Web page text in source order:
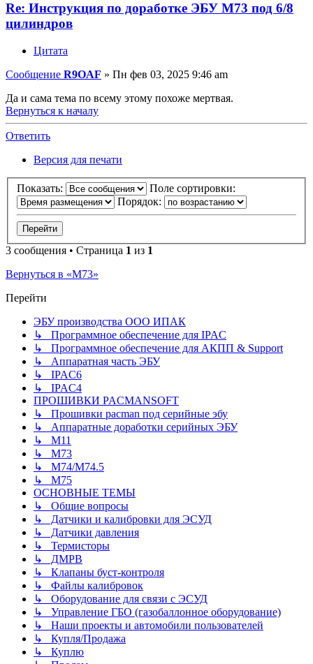
Re: Инструкция по доработке ЭБУ М73 под 6/8
цилиндров
Цитата
Сообщение R9OAF » Пн фев 03, 2025 9:46 am
Да и сама тема по всему этому похоже мертвая.
Вернуться к началу
Ответить
Версия для печати
Показать:
Поле сортировки:
Порядок:
3 сообщения • Страница 1 из 1
Вернуться в «М73»
Перейти
ЭБУ производства ООО ИПАК
↳ Программное обеспечение для IPAC
↳ Программное обеспечение для АКПП & Support
↳ Аппаратная часть ЭБУ
↳ IPAC6
↳ IPAC4
ПРОШИВКИ PACMANSOFT
↳ Прошивки pacman под серийные эбу
↳ Аппаратные доработки серийных ЭБУ
↳ M11
↳ М73
↳ М74/М74.5
↳ M75
ОСНОВНЫЕ ТЕМЫ
↳ Общие вопросы
↳ Датчики и калибровки для ЭСУД
↳ Датчики давления
↳ Термисторы
↳ ДМРВ
↳ Клапаны буст-контроля
↳ Файлы калибровок
↳ Оборудование для связи с ЭСУД
↳ Управление ГБО (газобаллонное оборудование)
↳ Наши проекты и автомобили пользователей
↳ Купля/Продажа
↳ Куплю